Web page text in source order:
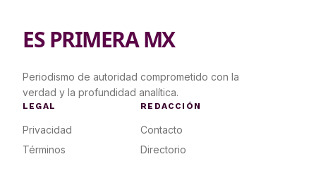
ES PRIMERA MX
Periodismo de autoridad comprometido con la
verdad y la profundidad analítica.
LEGAL
Privacidad
Términos
REDACCIÓN
Contacto
Directorio